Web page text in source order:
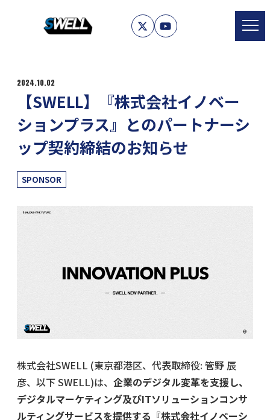
2024.10.02
【SWELL】『株式会社イノベー
ションプラス』とのパートナーシ
ップ契約締結のお知らせ
カテゴリー
SPONSOR
株式会社SWELL (東京都港区、代表取締役: 管野 辰
彦、以下 SWELL)は、 企業のデジタル変革を支援し、
デジタルマーケティング及びITソリューションコンサ
ルティングサービスを提供する『株式会社イノベーシ